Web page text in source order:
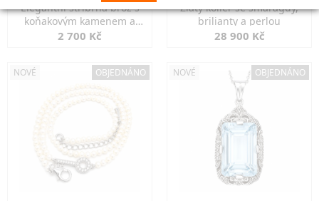
Elegantní stříbrná brož s
koňakovým kamenem a
markazity
2 700 Kč
Zlatý kolier se smaragdy,
brilianty a perlou
28 900 Kč
NOVÉ OBJEDNÁNO NOVÉ OBJEDNÁNO